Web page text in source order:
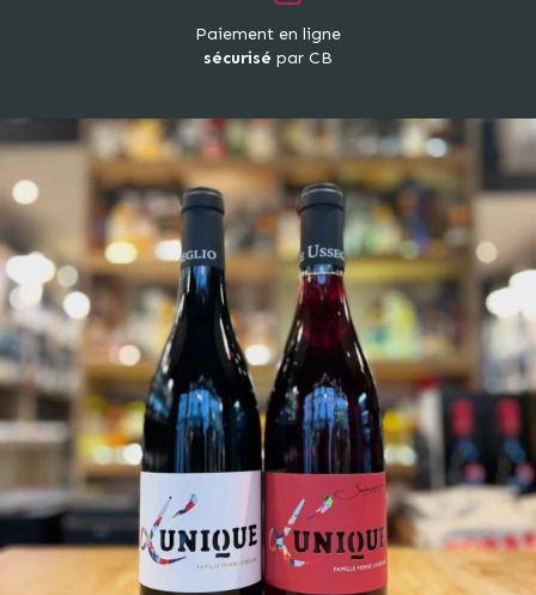
Paiement en ligne
sécurisé par CB